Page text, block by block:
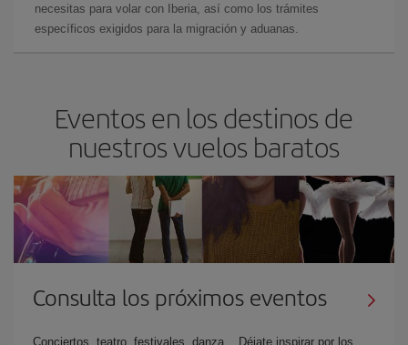
necesitas para volar con Iberia, así como los trámites
específicos exigidos para la migración y aduanas.
Eventos en los destinos de
nuestros vuelos baratos
Consulta los próximos eventos
Conciertos, teatro, festivales, danza... Déjate inspirar por los